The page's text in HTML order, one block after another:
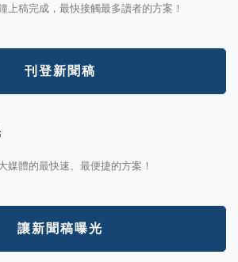
上稿完成，最快接觸最多讀者的方案！
刊登新聞稿
媒體的最快速、最便捷的方案！
讓新聞稿曝光